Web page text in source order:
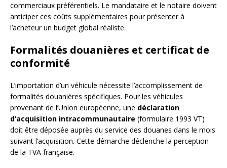
commerciaux préférentiels. Le mandataire et le notaire doivent
anticiper ces coûts supplémentaires pour présenter à
l’acheteur un budget global réaliste.
Formalités douanières et certificat de
conformité
L’importation d’un véhicule nécessite l’accomplissement de
formalités douanières spécifiques. Pour les véhicules
provenant de l’Union européenne, une déclaration
d’acquisition intracommunautaire (formulaire 1993 VT)
doit être déposée auprès du service des douanes dans le mois
suivant l’acquisition. Cette démarche déclenche la perception
de la TVA française.